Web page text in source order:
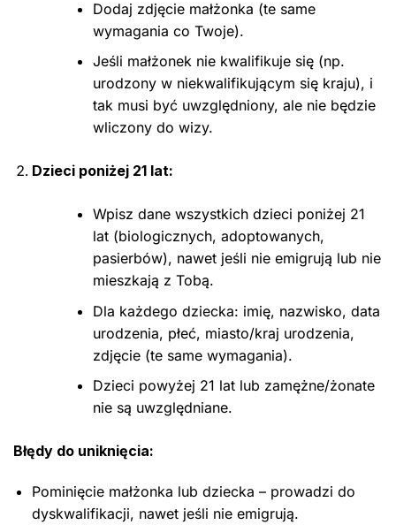
Dodaj zdjęcie małżonka (te same
wymagania co Twoje).
Jeśli małżonek nie kwalifikuje się (np.
urodzony w niekwalifikującym się kraju), i
tak musi być uwzględniony, ale nie będzie
wliczony do wizy.
Dzieci poniżej 21 lat:
Wpisz dane wszystkich dzieci poniżej 21
lat (biologicznych, adoptowanych,
pasierbów), nawet jeśli nie emigrują lub nie
mieszkają z Tobą.
Dla każdego dziecka: imię, nazwisko, data
urodzenia, płeć, miasto/kraj urodzenia,
zdjęcie (te same wymagania).
Dzieci powyżej 21 lat lub zamężne/żonate
nie są uwzględniane.
Błędy do uniknięcia:
Pominięcie małżonka lub dziecka – prowadzi do
dyskwalifikacji, nawet jeśli nie emigrują.